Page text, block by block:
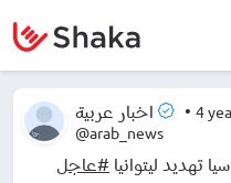
اخبار عربية • 4
@arab_news
تهديد ليتوانيا #عاجل